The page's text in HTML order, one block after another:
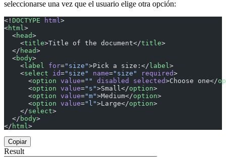
seleccionarse una vez que el usuario elige otra opción:
<! DOCTYPE html >
<html >
  <
head>
    <
title>Title of the document</title>
  </
head>
  <
body>
    <
label for="size">Pick a size:</ label >
    <
select id="size" name="size" required>
      <
option value="" disabled selected>Choose one</
      <
option value="s">Small</option>
      <
option value="m">Medium</option>
      <
option value="l">Large</option>
    </
select>
  </
body>
</ html >
Copiar
Result